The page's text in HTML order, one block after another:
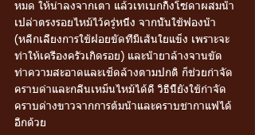
หมด ให้นำลงจากเตา แล้วเทเบกกิ้งโซดาผสมน้ำ
เปล่าตรงรอยไหม้ไว้ครู่หนึ่ง จากนั้นใช้ฟองน้ำ
(หลีกเลี่ยงการใช้ฝอยขัดที่มีเส้นใยแข็ง เพราะจะ
ทำให้เครื่องครัวเกิดรอย) และน้ำยาล้างจานขัด
ทำความสะอาดและเช็ดล้างตามปกติ ก็ช่วยกำจัด
คราบดำและกลิ่นเหม็นไหม้ได้ดี วิธีนี้ยังใช้กำจัด
คราบด่างขาวจากการต้มน้ำและคราบชากาแฟได้
อีกด้วย